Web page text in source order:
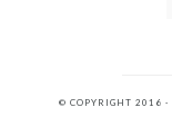
© COPYRIGHT 2016 ·